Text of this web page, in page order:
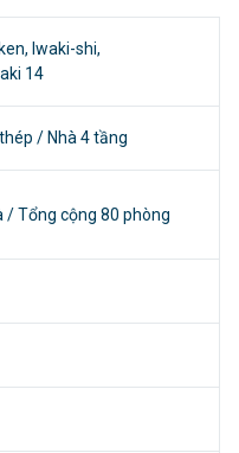
Iwaki-shi,
14
/ Nhà 4 tầng
/ Tổng cộng 80 phòng